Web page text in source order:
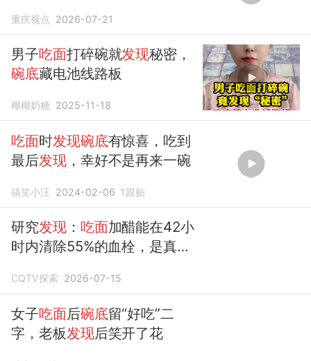
重庆视点 2026-07-21
男子吃面打碎碗就发现秘密，
碗底藏电池线路板
椰椰奶糖 2025-11-18
吃面时发现碗底有惊喜，吃到
最后发现，幸好不是再来一碗
搞笑小汪 2024-02-06 1 跟贴
研究发现： 吃面加醋能在42小
时内清除55%的血栓，是真的
CQTV探索 2026-07-15
女子吃面后碗底留“好吃”二
字，老板发现后笑开了花